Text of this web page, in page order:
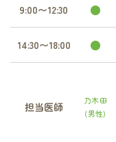
9:00〜12:30 ●
14:30〜18:00 ●
担当医師
乃木田
(男性)